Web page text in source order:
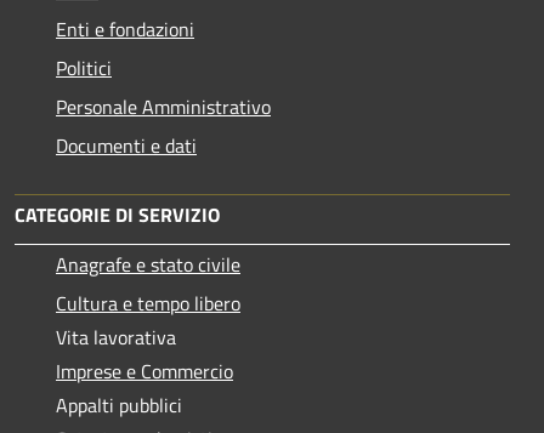
Enti e fondazioni
Politici
Personale Amministrativo
Documenti e dati
CATEGORIE DI SERVIZIO
Anagrafe e stato civile
Cultura e tempo libero
Vita lavorativa
Imprese e Commercio
Appalti pubblici